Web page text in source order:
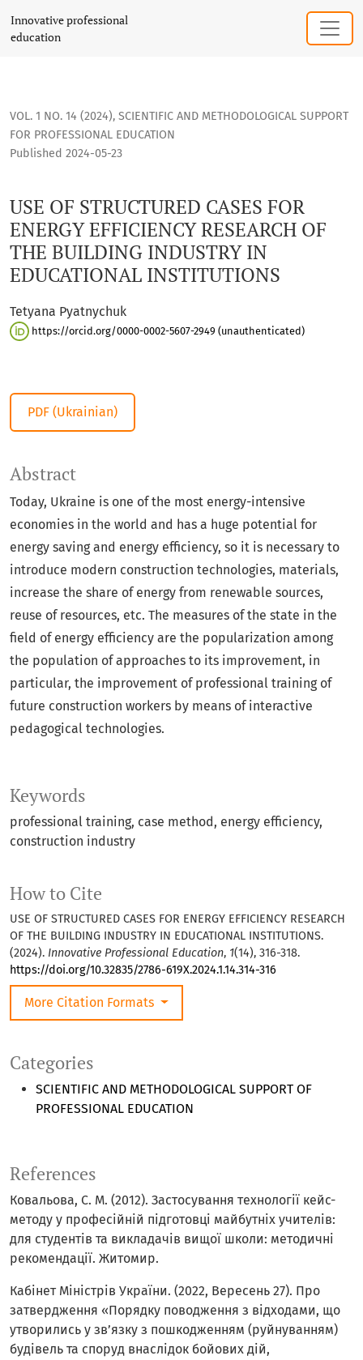
USE OF STRUCTURED CASES FOR ENERGY EFFICIENCY
Innovative professional
education
VOL. 1 NO. 14 (2024), SCIENTIFIC AND METHODOLOGICAL SUPPORT
FOR PROFESSIONAL EDUCATION
USE OF STRUCTURED CASES FOR
ENERGY EFFICIENCY RESEARCH OF
THE BUILDING INDUSTRY IN
EDUCATIONAL INSTITUTIONS
Published 2024-05-23
Tetyana Pyatnychuk
https://orcid.org/0000-0002-5607-2949 (unauthenticated)
PDF (Ukrainian)
Keywords
professional training, case method, energy efficiency,
construction industry
Categories
SCIENTIFIC AND METHODOLOGICAL SUPPORT OF
PROFESSIONAL EDUCATION
How to Cite
USE OF STRUCTURED CASES FOR ENERGY EFFICIENCY RESEARCH
OF THE BUILDING INDUSTRY IN EDUCATIONAL INSTITUTIONS.
(2024). Innovative Professional Education, 1(14), 316-318.
https://doi.org/10.32835/2786-619X.2024.1.14.314-316
More Citation Formats
Abstract
Today, Ukraine is one of the most energy-intensive
economies in the world and has a huge potential for
energy saving and energy efficiency, so it is necessary to
introduce modern construction technologies, materials,
increase the share of energy from renewable sources,
reuse of resources, etc. The measures of the state in the
field of energy efficiency are the popularization among
the population of approaches to its improvement, in
particular, the improvement of professional training of
future construction workers by means of interactive
pedagogical technologies.
References
Ковальова, С. М. (2012). Застосування технології кейс-
методу у професійній підготовці майбутніх учителів:
для студентів та викладачів вищої школи: методичні
рекомендації. Житомир.
Кабінет Міністрів України. (2022, Вересень 27). Про
затвердження «Порядку поводження з відходами, що
утворились у зв’язку з пошкодженням (руйнуванням)
будівель та споруд внаслідок бойових дій,